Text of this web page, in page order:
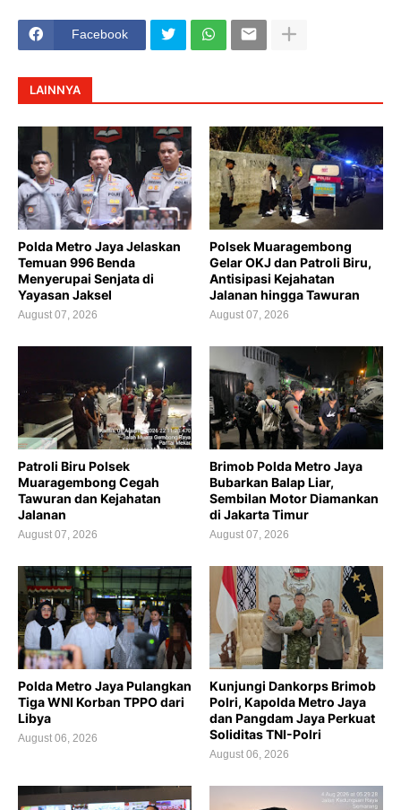
Facebook
LAINNYA
Polda Metro Jaya Jelaskan
Temuan 996 Benda
Menyerupai Senjata di
Yayasan Jaksel
August 07, 2026
Polsek Muaragembong
Gelar OKJ dan Patroli Biru,
Antisipasi Kejahatan
Jalanan hingga Tawuran
August 07, 2026
Patroli Biru Polsek
Muaragembong Cegah
Tawuran dan Kejahatan
Jalanan
August 07, 2026
Brimob Polda Metro Jaya
Bubarkan Balap Liar,
Sembilan Motor Diamankan
di Jakarta Timur
August 07, 2026
Polda Metro Jaya Pulangkan
Tiga WNI Korban TPPO dari
Libya
August 06, 2026
Kunjungi Dankorps Brimob
Polri, Kapolda Metro Jaya
dan Pangdam Jaya Perkuat
Soliditas TNI-Polri
August 06, 2026